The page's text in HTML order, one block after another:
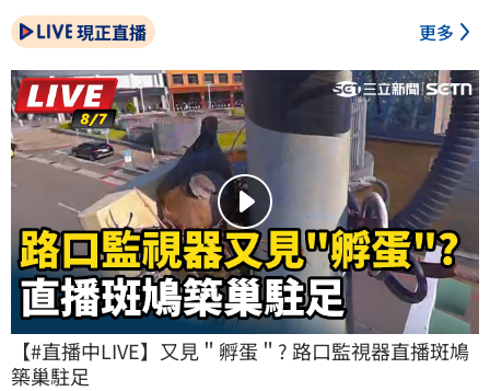
現正直播 更多
【#直播中LIVE】又見＂孵蛋＂? 路口監視器直播斑鳩
築巢駐足